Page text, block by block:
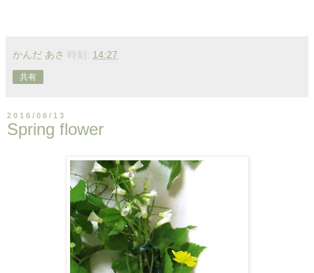
かんだ あさ 時刻: 14:27
共有
2016/06/13
Spring flower